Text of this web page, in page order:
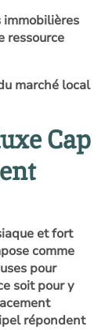
ressource
marché local
Cap
et fort
comme
pour
soit pour y
répondent